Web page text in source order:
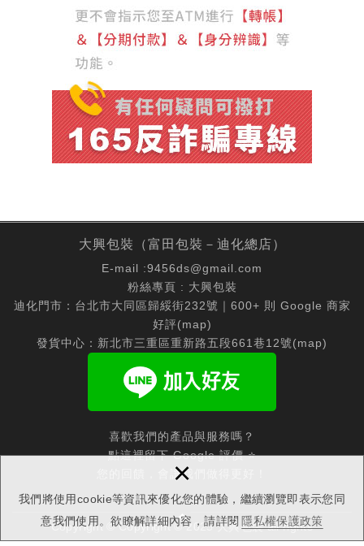
我們將使用cookie等資訊來優化您的體驗，繼續瀏覽即表示您同
意我們使用。欲瞭解詳細內容，請詳閱 隱私權保護政策
×
大興包裝（富田包裝－迪化總店）
E-mail :9456ds@gmail.com
粉絲專頁 : 大興包裝
迪化門市：台北市大同區歸綏街232號｜600+ 則 Google 商家
好評(map)
發貨中心：新北市三重區重新路五段661巷12號(map)
喜歡我們的產品與服務嗎？
點這裡留下 Google 評價 ⭐
您的回饋，會讓我們做得更好！
Copyright © Copyright © 2025 大興包裝 all rights